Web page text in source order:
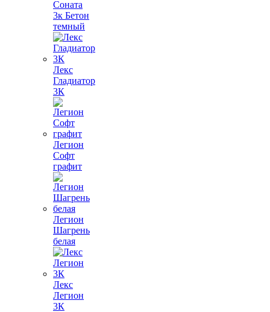
Соната
3к Бетон
темный
Лекс
Гладиатор
3К
Легион
Софт
графит
Легион
Шагрень
белая
Лекс
Легион
3К